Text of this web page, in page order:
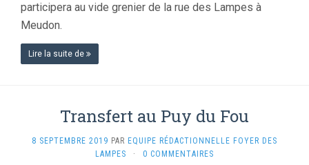
participera au vide grenier de la rue des Lampes à
Meudon.
Lire la suite de
Transfert au Puy du Fou
8 SEPTEMBRE 2019 PAR EQUIPE RÉDACTIONNELLE FOYER DES
LAMPES
· 0 COMMENTAIRES